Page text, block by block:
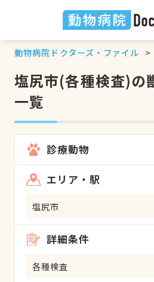
動物病院ドクターズ・ファイル
塩尻市(各種検査)の
一覧
診療動物
エリア・駅
塩尻市
詳細条件
各種検査